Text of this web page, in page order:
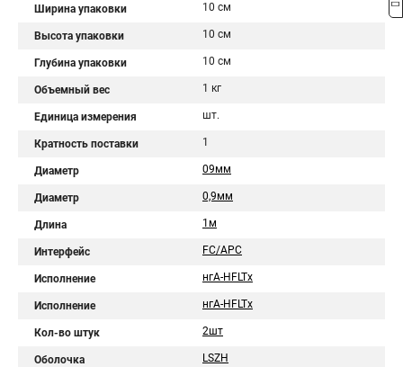
Ширина упаковки 10 см
Высота упаковки 10 см
Глубина упаковки 10 см
Объемный вес 1 кг
Единица измерения шт.
Кратность поставки 1
Диаметр 09мм
Диаметр 0,9мм
Длина 1м
Интерфейс FC/APC
Исполнение нгA-HFLTx
Исполнение нгА-HFLTx
Кол-во штук 2шт
Оболочка LSZH